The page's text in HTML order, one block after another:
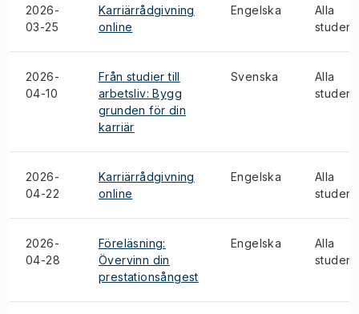
2026-
03-25
Karriärrådgivning
online
Engelska
Alla
2026-
04-10
Från studier till
arbetsliv: Bygg
grunden för din
karriär
Svenska
Alla
2026-
04-22
Karriärrådgivning
online
Engelska
Alla
2026-
04-28
Föreläsning:
Övervinn din
prestationsångest
Engelska
Alla